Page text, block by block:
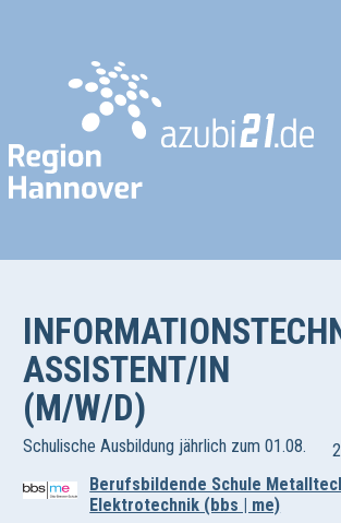
ASSISTENT/IN
(M/W/D)
Schulische Ausbildung jährlich zum 01.08.
Berufsbildende Schule
Elektrotechnik (bbs | me)